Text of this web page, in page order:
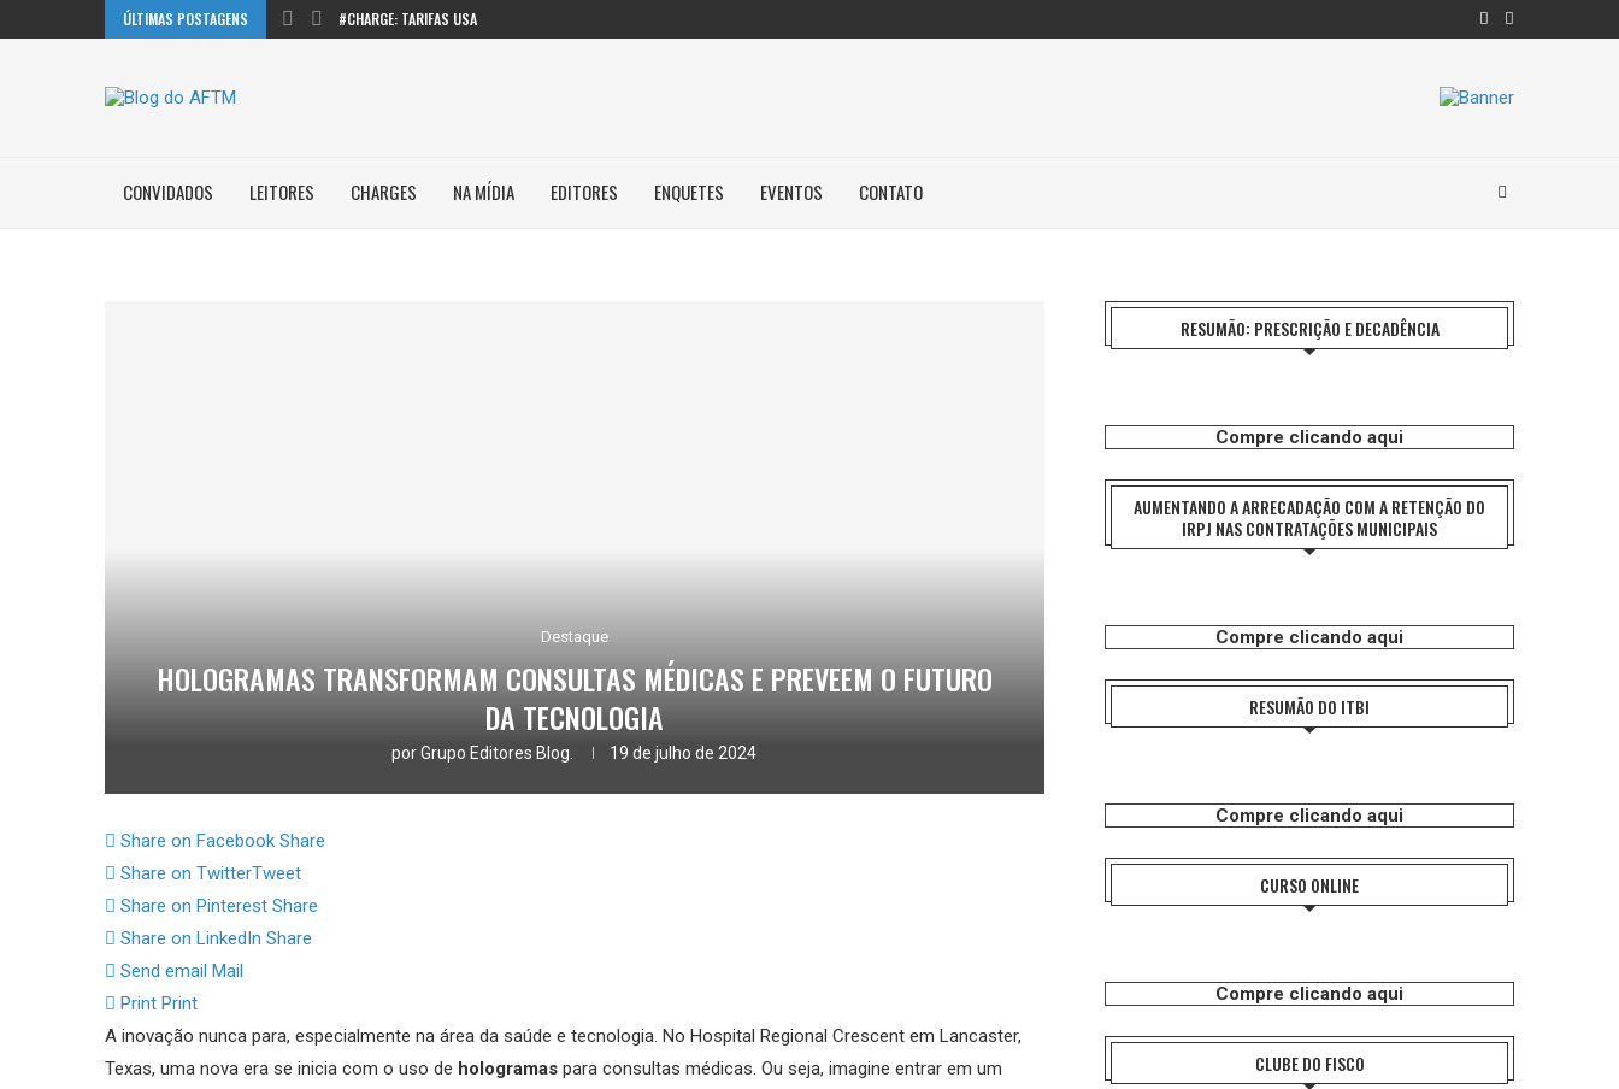
ÚLTIMAS POSTAGENS #CHARGE: TARIFAS USA
CONVIDADOS LEITORES CHARGES NA MÍDIA EDITORES ENQUETES EVENTOS CONTATO
Destaque
HOLOGRAMAS TRANSFORMAM CONSULTAS MÉDICAS E PREVEEM O FUTURO
DA TECNOLOGIA
porGrupo Editores Blog. 19 de julho de 2024
Share on Facebook Share
Share on TwitterTweet
Share on Pinterest Share
Share on LinkedIn Share
Send email Mail
Print Print
A inovação nunca para, especialmente na área da saúde e tecnologia. No Hospital Regional Crescent em Lancaster,
Texas, uma nova era se inicia com o uso de hologramas para consultas médicas. Ou seja, imagine entrar em um
RESUMÃO: PRESCRIÇÃO E DECADÊNCIA
Compre clicando aqui
AUMENTANDO A ARRECADAÇÃO COM A RETENÇÃO DO
IRPJ NAS CONTRATAÇÕES MUNICIPAIS
Compre clicando aqui
RESUMÃO DO ITBI
Compre clicando aqui
CURSO ONLINE
Compre clicando aqui
CLUBE DO FISCO